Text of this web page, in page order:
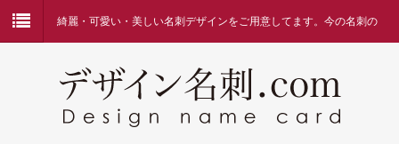
綺麗・可愛い・美しい名刺デザインをご用意してます。今の名刺の
デザインに何か物足りなさを感じている方、デザイン名刺.comを是